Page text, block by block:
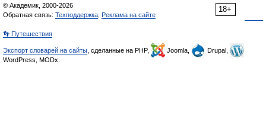
18+
© Академик, 2000-2026
Обратная связь: Техподдержка Реклама на сайте
👣 Путешествия
Экспорт словарей на сайты , сделанные на PHP, Joomla,
Drupal,
WordPress, MODx.